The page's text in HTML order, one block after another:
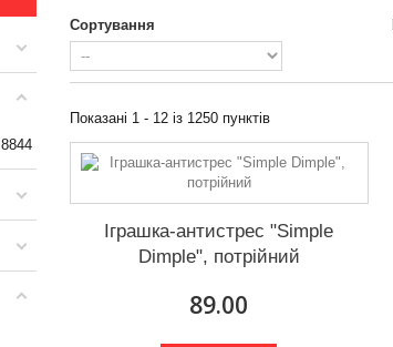
8844
Сортування
Показані 1 - 12 із 1250 пунктів
Іграшка-антистрес "Simple
Dimple", потрійний
89.00